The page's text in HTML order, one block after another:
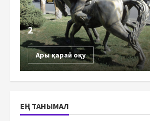
2
Ары қарай оқу
ЕҢ ТАНЫМАЛ